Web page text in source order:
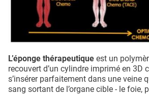
L’éponge thérapeutique est un
recouvert d’un cylindre imprimé en 3D
s’insérer parfaitement dans une veine
sang sortant de l’organe cible - le foie,